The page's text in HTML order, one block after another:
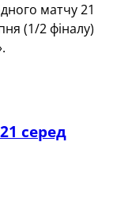
матчу 21
(1/2 фіналу)
серед